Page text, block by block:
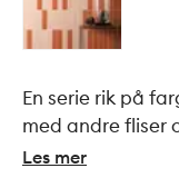
En serie rik på
med andre fliser
bad, eller kjøkken.
Les mer